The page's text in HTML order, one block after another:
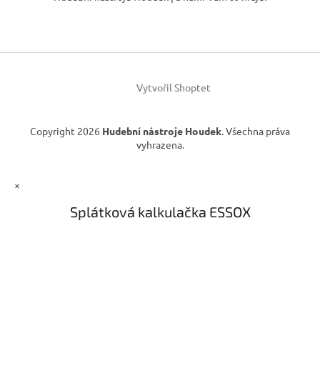
í
Vytvořil Shoptet
Copyright 2026 Hudební nástroje Houdek. Všechna práva
vyhrazena.
×
Splátková kalkulačka ESSOX